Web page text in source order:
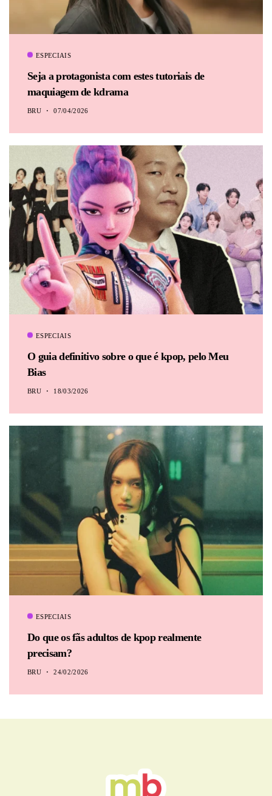
ESPECIAIS
Seja a protagonista com estes tutoriais de
maquiagem de kdrama
BRU 07/04/2026
ESPECIAIS
O guia definitivo sobre o que é kpop, pelo Meu
Bias
BRU 18/03/2026
ESPECIAIS
Do que os fãs adultos de kpop realmente
precisam?
BRU 24/02/2026